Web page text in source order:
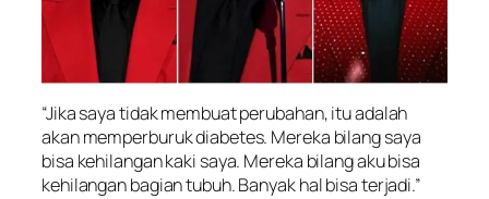
“Jika saya tidak membuat perubahan, itu adalah
akan memperburuk diabetes. Mereka bilang saya
bisa kehilangan kaki saya. Mereka bilang aku bisa
kehilangan bagian tubuh. Banyak hal bisa terjadi.”